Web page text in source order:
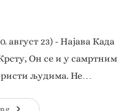
август 23) - Најава Када
Он се и у самртним
људима. Не…